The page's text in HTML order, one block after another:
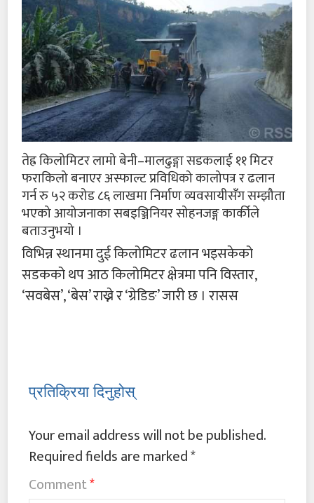
तेह्र किलोमिटर लामो बेनी–मालढुङ्गा सडकलाई ११ मिटर
फराकिलो बनाएर अस्फाल्ट प्रविधिको कालोपत्र र ढलान
गर्न रु ५२ करोड ८६ लाखमा निर्माण व्यवसायीसँग सम्झौता
भएको आयोजनाका सबइञ्जिनियर सोहनजङ्ग कार्कीले
बताउनुभयो ।
विभिन्न स्थानमा दुई किलोमिटर ढलान भइसकेको
सडकको थप आठ किलोमिटर क्षेत्रमा पनि विस्तार,
‘सवबेस’, ‘बेस’ राख्ने र ‘ग्रेडिङ’ जारी छ । रासस
प्रतिक्रिया दिनुहोस्
Your email address will not be published.
Required fields are marked*
Comment*